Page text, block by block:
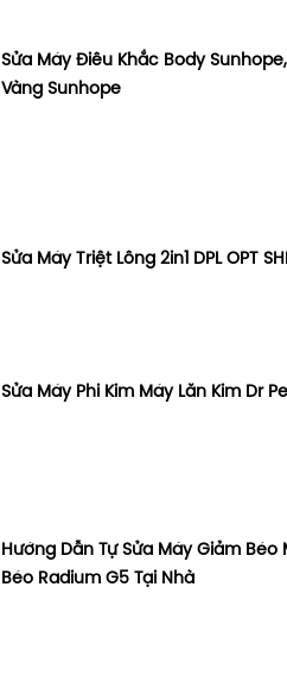
Sửa Máy Điêu Khắc Body
Vàng Sunhope
Sửa Máy Triệt Lông 2in1 DPL OPT
Sửa Máy Phi Kim Máy Lăn Kim Dr
Hướng Dẫn Tự Sửa Máy Giảm
Béo Radium G5 Tại Nhà